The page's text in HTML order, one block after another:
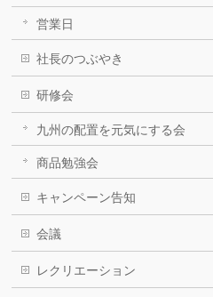
営業日
社長のつぶやき
研修会
九州の配置を元気にする会
商品勉強会
キャンペーン告知
会議
レクリエーション